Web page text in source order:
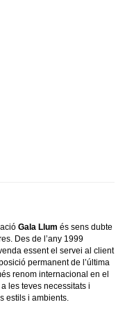
Gala Llum és sens dubte
Des de l’any 1999
essent el servei al client
permanent de l’última
renom internacional en el
les teves necessitats i
estils i ambients.